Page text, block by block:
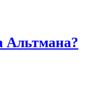
Альтмана?